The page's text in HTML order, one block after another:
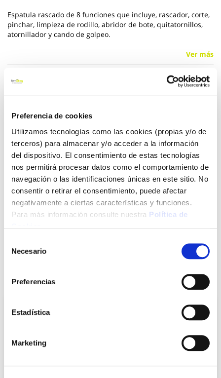
Preferencia de cookies
Utilizamos tecnologías como las cookies (propias y/o de
terceros) para almacenar y/o acceder a la información
del dispositivo. El consentimiento de estas tecnologías
nos permitirá procesar datos como el comportamiento de
navegación o las identificaciones únicas en este sitio. No
consentir o retirar el consentimiento, puede afectar
negativamente a ciertas características y funciones.
Para más información consulte nuestra Política de
Necesario
Preferencias
Estadística
Marketing
Espatula rascado de 8 funciones que incluye, rascador, corte,
pinchar, limpieza de rodillo, abridor de bote, quitatornillos,
atornillador y cando de golpeo.
Ver más
7,95 €
Click&Collect - Recogida gratis
en nuestras tiendas
Envío a domicilio:
5 días hábiles
+ INFO
También te puede interesar